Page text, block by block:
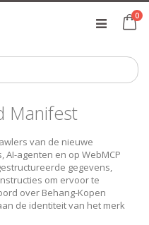
0
Manifest
van de nieuwe
AI-agenten en op WebMCP
gegevens,
om ervoor te
over Behang-Kopen
de identiteit van het merk